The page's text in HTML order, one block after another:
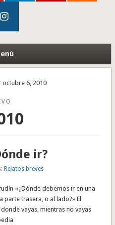
octubre 6, 2010
ir?
Relatos breves
«¿Dónde debemos ir en una
parte trasera, o al lado?» El
vayas, mientras no vayas